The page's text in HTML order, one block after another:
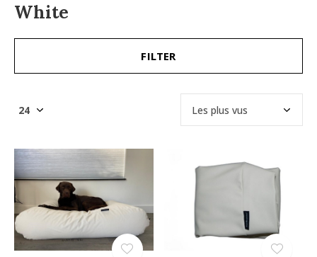
White
FILTER